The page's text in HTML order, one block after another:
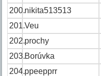
200.nikita513513
201.Veu
202.prochy
203.Borúvka
204.ppeepprr